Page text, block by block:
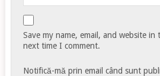
Save my name, email, and website
next time I comment.
Notifică-mă prin email când sunt